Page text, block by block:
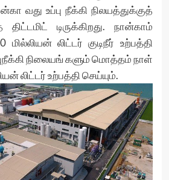
வது உப்பு நீக்கி நிலயத்துக்குத்
டிருக்கிறது. நான்காம்
லிட்டர் குடிநீர் உற்பத்தி
நிலையங் களும் மொத்தம் நாள்
லிட்டர் உற்பத்தி செய்யும்.